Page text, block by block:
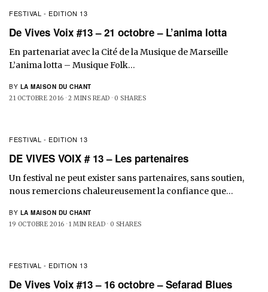
FESTIVAL - EDITION 13
De Vives Voix #13 – 21 octobre – L’anima lotta
En partenariat avec la Cité de la Musique de Marseille
L’anima lotta – Musique Folk…
BY LA MAISON DU CHANT
21 OCTOBRE 2016 2 MINS READ 0 SHARES
FESTIVAL - EDITION 13
DE VIVES VOIX # 13 – Les partenaires
Un festival ne peut exister sans partenaires, sans soutien,
nous remercions chaleureusement la confiance que…
BY LA MAISON DU CHANT
19 OCTOBRE 2016 1 MIN READ 0 SHARES
FESTIVAL - EDITION 13
De Vives Voix #13 – 16 octobre – Sefarad Blues